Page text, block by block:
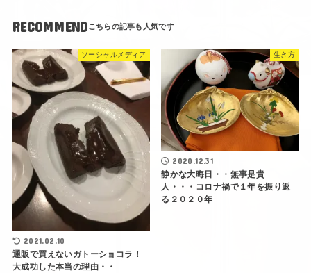
RECOMMEND
ソーシャルメディア
2021.02.10
通販で買えないガトーショコラ！
大成功した本当の理由・・
生き方
2020.12.31
静かな大晦日・・無事是貴
人・・・コロナ禍で１年を振り返
る２０２０年